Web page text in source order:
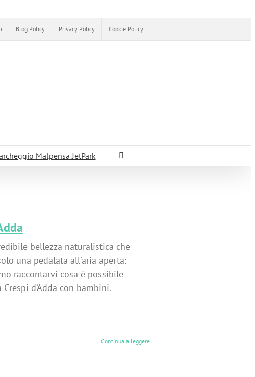
Blog Policy Privacy Policy Cookie Policy
Malpensa JetPark
bellezza naturalistica che
una pedalata all'aria aperta:
raccontarvi cosa è possibile
d’Adda con bambini.
Continua a leggere